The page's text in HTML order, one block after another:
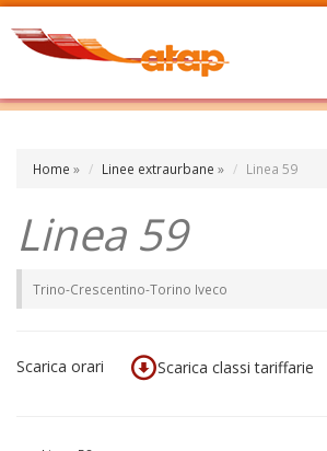
Home » Linee extraurbane » Linea 59
Linea 59
Trino-Crescentino-Torino Iveco
Scarica orari Scarica classi tariffarie